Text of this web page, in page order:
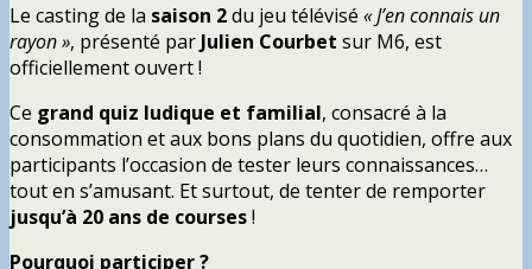
Le casting de la saison 2du jeu télévisé « J’en connais un
rayon », présenté par Julien Courbet sur M6, est
officiellement ouvert !
Ce grand quiz ludique et familial, consacré à la
consommation et aux bons plans du quotidien, offre aux
participants l’occasion de tester leurs connaissances…
tout en s’amusant. Et surtout, de tenter de remporter
jusqu’à 20 ans de courses!
Pourquoi participer ?